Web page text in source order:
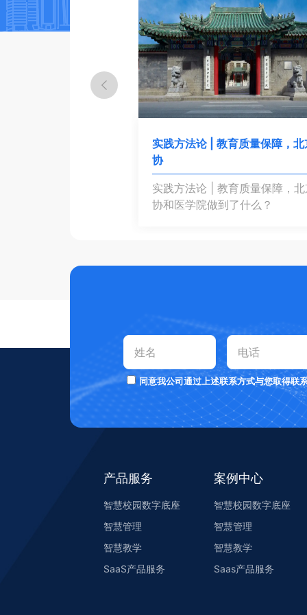
实践方法论 | 教育质量保障，北
协
实践方法论 | 教育质量保障，
协和医学院做到了什么？
同意我公司通过上述联系方式与您取得联
产品服务
智慧校园数字底座
智慧管理
智慧教学
SaaS产品服务
案例中心
智慧校园数字底座
智慧管理
智慧教学
Saas产品服务